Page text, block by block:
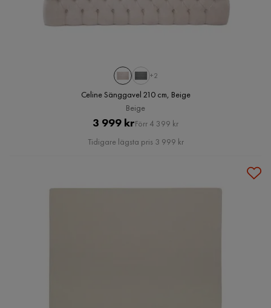
+2
Celine Sänggavel 210 cm, Beige
Beige
Pris
3 999 krOriginal
Pris
Förr 4 399 kr
Tidigare lägsta pris 3 999 kr